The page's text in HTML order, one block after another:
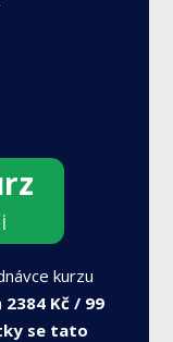
kurzu
2384 Kč / 99
se tato